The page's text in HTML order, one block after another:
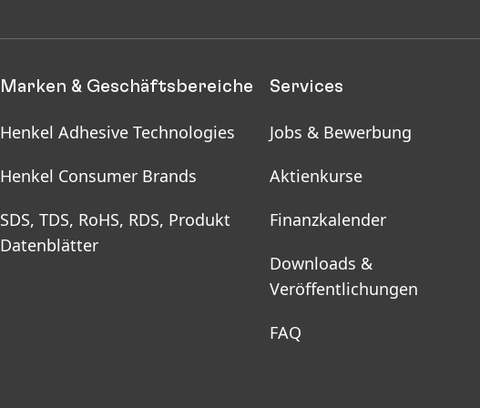
Marken & Geschäftsbereiche
Henkel Adhesive Technologies
Henkel Consumer Brands
SDS, TDS, RoHS, RDS, Produkt
Datenblätter
Services
Jobs & Bewerbung
Aktienkurse
Finanzkalender
Downloads &
Veröffentlichungen
FAQ